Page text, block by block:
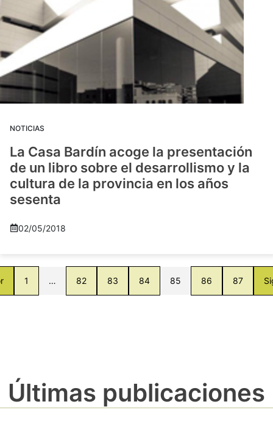
NOTICIAS
La Casa Bardín acoge la presentación
de un libro sobre el desarrollismo y la
cultura de la provincia en los años
sesenta
02/05/2018
1 … 82 83 84 85 86 87
Últimas publicaciones